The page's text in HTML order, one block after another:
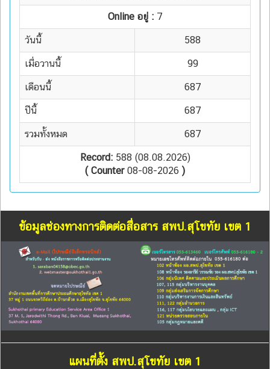
Online อยู่ : 7
วันนี้ 588
เมื่อวานนี้ 99
เดือนนี้ 687
ปีนี้ 687
รวมทั้งหมด 687
Record:588 (08.08.2026)
( Counter08-08-2026 )
ข้อมูลช่องทางการติดต่อสื่อสาร สพป.สุโขทัย เขต 1
แผนที่ตั้ง สพป.สุโขทัย เขต 1